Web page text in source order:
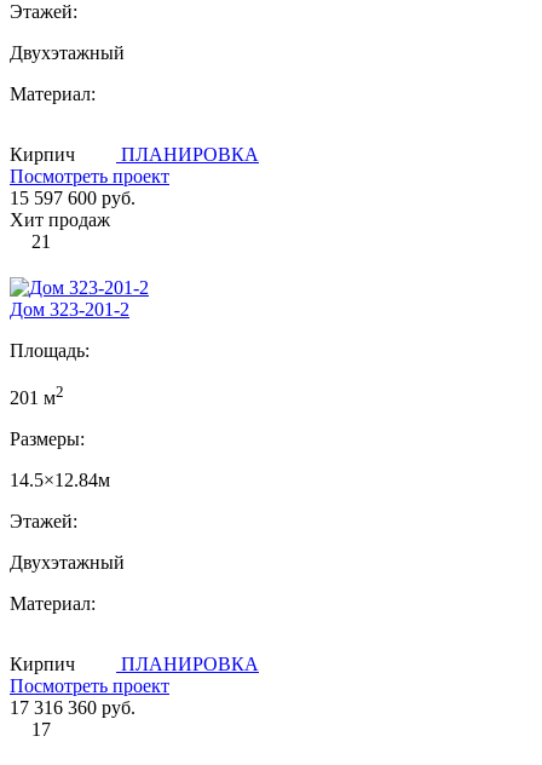
Этажей:
Двухэтажный
Материал:
Кирпич
ПЛАНИРОВКА
Посмотреть проект
15 597 600 руб.
Хит продаж
21
Дом 323-201-2
Площадь:
201 м2
Размеры:
14.5×12.84м
Этажей:
Двухэтажный
Материал:
Кирпич
ПЛАНИРОВКА
Посмотреть проект
17 316 360 руб.
17